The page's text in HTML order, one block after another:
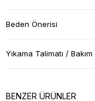
Beden Önerisi
Yıkama Talimatı / Bakım
BENZER ÜRÜNLER